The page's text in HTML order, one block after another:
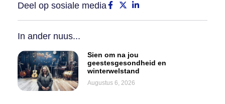
Deel op sosiale media
In ander nuus...
Sien om na jou
geestesgesondheid en
winterwelstand
Augustus 6, 2026